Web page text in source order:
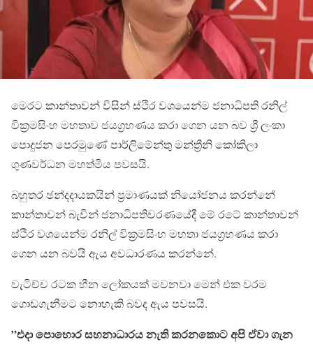
මෙරට කාන්තාවන් විසින් ස්ථිර වශයෙන්ම ජනාධිපති රනිල්
වික්‍රමසිංහ මහතාව ජයග්‍රහණය කරා ගෙන යන බව ශ්‍රී ලංකා
පොදුජන පෙරමුණේ පාර්ලිමේන්තු මන්ත්‍රීනි කෝකිලා
ගුණවර්ධන මහත්මිය පවසයි.
බහුතර ඡන්දදායකයින් ප්‍රමාණයක් නියෝජනය කරන්නේ
කාන්තාවන් බැවින් ජනාධිපතිවරණයේදී මේ රටේ කාන්තාවන්
ස්ථිර වශයෙන්ම රනිල් වික්‍රමසිංහ මහතා ජයග්‍රහණය කරා
ගෙන යන බවයි ඇය අවධාරණය කරන්නේ.
වැටිච්ච රටක හීන ලෝකයක් මවනවා මෙන් එක වරම
ගොඩගැනීමට නොහැකි බවද ඇය පවසයි.
”එදා පොහොර සහනාධාරය නැති කරනකොට අපි ඒවා ගැන